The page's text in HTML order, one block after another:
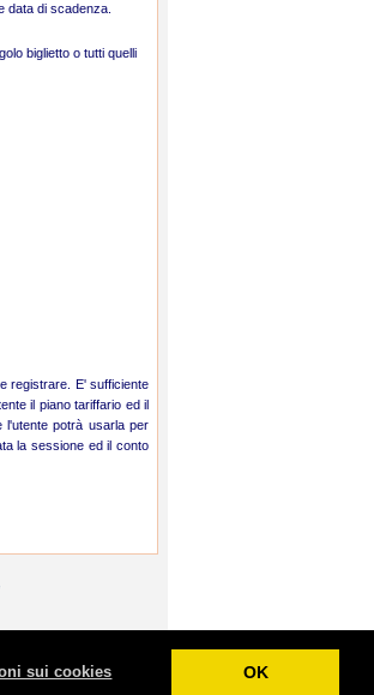
sui cookies OK
data di scadenza.
biglietto o tutti quelli
registrare. E' sufficiente
il piano tariffario ed il
l'utente potrà usarla per
la sessione ed il conto